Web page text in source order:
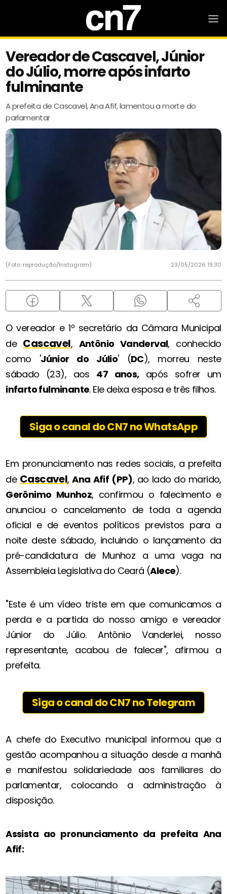
Vereador de Cascavel, Júnior
do Júlio, morre após infarto
fulminante
A prefeita de Cascavel, Ana Afif, lamentou a morte do
parlamentar
(Foto: reprodução/Instagram) 23/05/2026 19:30
O vereador e 1º secretário da Câmara Municipal
de Cascavel, Antônio Vanderval, conhecido
como 'Júnior do Júlio' (DC), morreu neste
sábado (23), aos 47 anos,após sofrer um
infarto fulminante. Ele deixa esposa e três filhos.
Siga o canal do CN7 no WhatsApp
Em pronunciamento nas redes sociais, a prefeita
de Cascavel,Ana Afif (PP), ao lado do marido,
Gerônimo Munhoz, confirmou o falecimento e
anunciou o cancelamento de toda a agenda
oficial e de eventos políticos previstos para a
noite deste sábado, incluindo o lançamento da
pré-candidatura de Munhoz a uma vaga na
Assembleia Legislativa do Ceará (Alece).
"Este é um vídeo triste em que comunicamos a
perda e a partida do nosso amigo e vereador
Júnior do Júlio. Antônio Vanderlei, nosso
representante, acabou de falecer", afirmou a
prefeita.
Siga o canal do CN7 no Telegram
A chefe do Executivo municipal informou que a
gestão acompanhou a situação desde a manhã
e manifestou solidariedade aos familiares do
parlamentar, colocando a administração à
disposição.
Assista ao pronunciamento da prefeita Ana
Afif: